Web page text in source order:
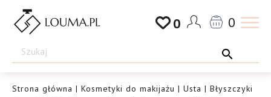
Przejdź
Drogeria
Louma.pl
0 0
Strona główna | Kosmetyki do makijażu | Usta | Błyszczyki